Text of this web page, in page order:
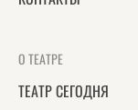
О ТЕАТРЕ
ТЕАТР СЕГОДНЯ